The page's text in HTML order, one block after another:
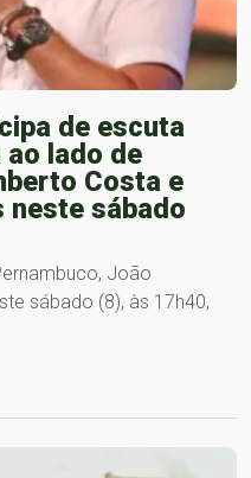
de escuta
ao lado de
Costa e
neste sábado
João
sábado (8), às 17h40,